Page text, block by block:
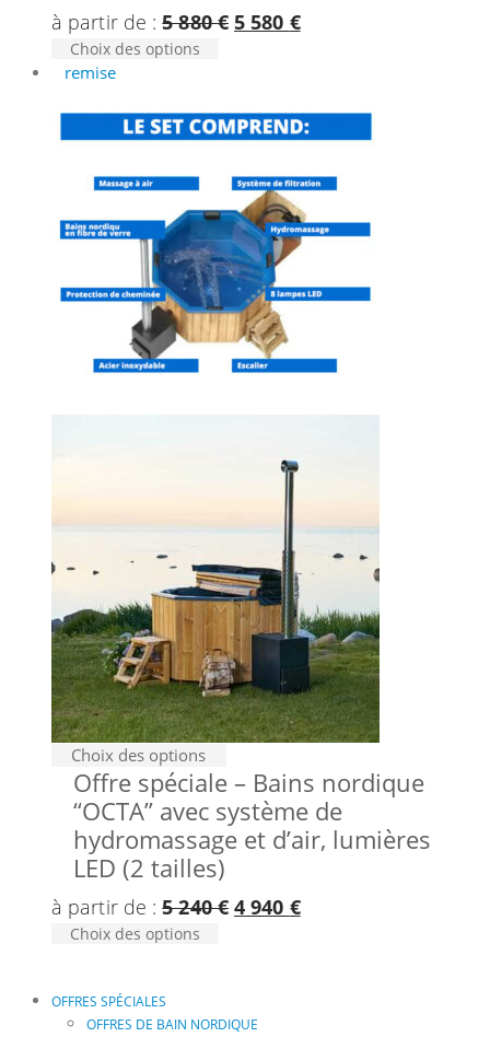
à partir de :5 880€ Le
était :
5
880 €.
5 580 €Le
est :
5
580 €.
Choix des options
remise
Choix des options
produit
a
plusieurs
options
sur
Offre spéciale – Bains nordique
“OCTA” avec système de
hydromassage et d’air, lumières
LED (2 tailles)
à partir de :5 240€ Le
5
4 940 €Le
Choix des options
variations.
OFFRES SPÉCIALES
OFFRES DE BAIN NORDIQUE